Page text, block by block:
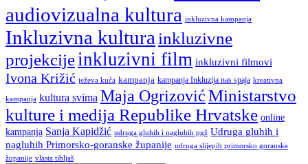
audiovizualna kultura inkluzivna kampanja
Inkluzivna kulturainkluzivne
projekcijeinkluzivni film inkluzivni filmovi
Ivona Križić ježeva kuća kampanja kampanja Inkluzija nas spaja kreativna
kampanja kultura svima Maja OgrizovićMinistarstvo
kulture i medija Republike Hrvatske online
kampanja Sanja Kapidžić udruga gluhih i nagluhih pgž Udruga gluhih i
nagluhih Primorsko-goranske županije udruga slijepih primorsko goranske
županije vlasta tibljaš